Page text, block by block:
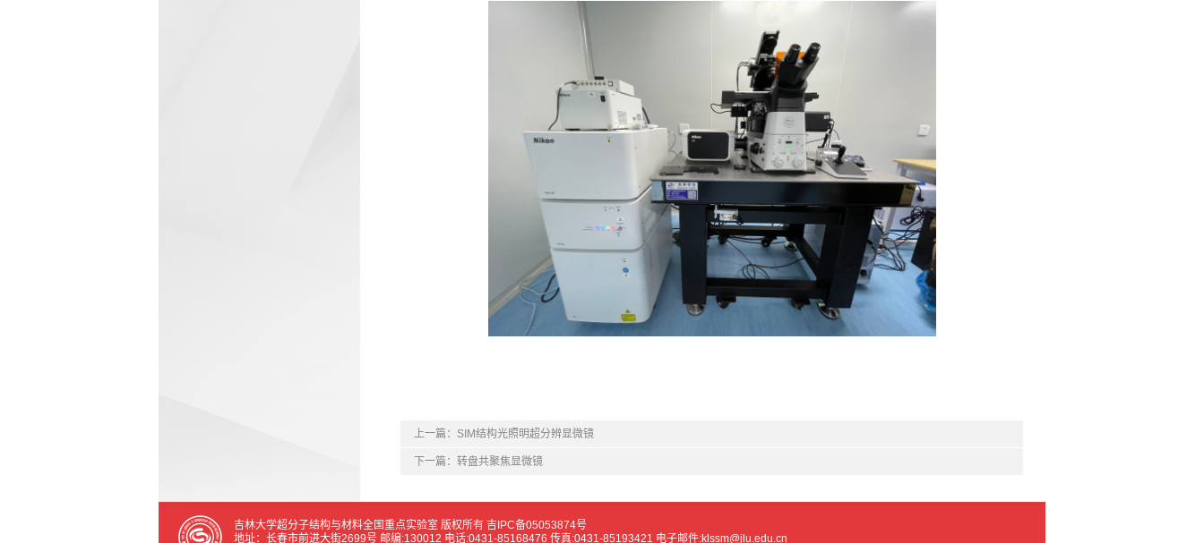
上一篇： SIM结构光照明超分辨显微镜
下一篇： 转盘共聚焦显微镜
吉林大学超分子结构与材料全国重点实验室 版权所有 吉IPC备05053874号
地址：长春市前进大街2699号 邮编:130012 电话:0431-85168476 传真:0431-85193421 电子邮件:klssm@jlu.edu.cn